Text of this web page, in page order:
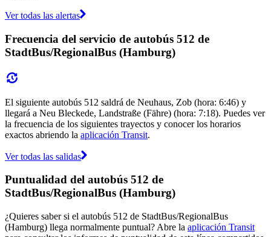
Ver todas las alertas
Frecuencia del servicio de autobús 512 de
StadtBus/RegionalBus (Hamburg)
El siguiente autobús 512 saldrá de Neuhaus, Zob (hora: 6:46) y
llegará a Neu Bleckede, Landstraße (Fähre) (hora: 7:18). Puedes ver
la frecuencia de los siguientes trayectos y conocer los horarios
exactos abriendo la aplicación Transit.
Ver todas las salidas
Puntualidad del autobús 512 de
StadtBus/RegionalBus (Hamburg)
¿Quieres saber si el autobús 512 de StadtBus/RegionalBus
(Hamburg) llega normalmente puntual? Abre la aplicación Transit